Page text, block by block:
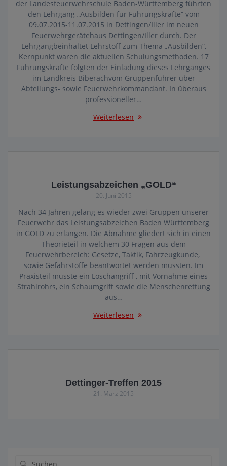
der Landesfeuerwehrschule Baden-Württemberg führten
den Lehrgang „Ausbilden für Führungskräfte“ vom
09.07.2015-11.07.2015 in Dettingen/Iller im neuen
Feuerwehrgerätehaus Dettingen/Iller durch. Der
Lehrgangbeinhaltet Lehrstoff zum Thema „Ausbilden“,
Kernpunkt waren die aktuellen Schulungsmethoden. 17
Führungskräfte folgten der Einladung dieses Lehrganges
im Landkreis Biberachvom Gruppenführer über
Abteilungs- sowie Feuerwehrkommandant. In überaus
professioneller…
Weiterlesen
Leistungsabzeichen „GOLD“
20. Juni 2015
Nach 34 Jahren gelang es wieder zwei Gruppen unserer
Feuerwehr das Leistungsabzeichen Baden Württemberg
in GOLD zu erlangen. Die Abnahme gliedert sich in einen
Theorieteil in welchem 30 Fragen aus dem
Feuerwehrbereich: Gesetze, Taktik, Fahrzeugkunde,
sowie Gefahrstoffe beantwortet werden mussten. Im
Praxisteil musste ein Löschangriff , mit Vornahme eines
Strahlrohrs, ein Schaumgriff sowie die Menschenrettung
aus…
Weiterlesen
Dettinger-Treffen 2015
21. März 2015